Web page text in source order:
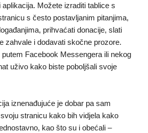
Možete izraditi tablice s
s često postavljanim pitanjima,
prihvaćati donacije, slati
zahvale i dodavati skočne prozore.
Facebook Messengera ili nekog
uživo kako biste poboljšali svoje
iznenađujuće je dobar pa sam
stranicu kako bih vidjela kako
kao što su i obećali –